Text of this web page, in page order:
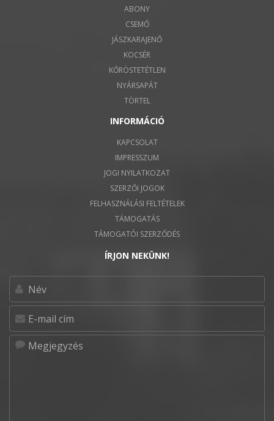
ABONY
CSEMŐ
JÁSZKARAJENŐ
KOCSÉR
KŐRÖSTETÉTLEN
NYÁRSAPÁT
TÖRTEL
INFORMÁCIÓ
KAPCSOLAT
IMPRESSZUM
JOGI NYILATKOZAT
SZERZŐI JOGOK
FELHASZNÁLÁSI FELTÉTELEK
TÁMOGATÁS
TÁMOGATÓI SZERZŐDÉS
ÍRJON NEKÜNK!